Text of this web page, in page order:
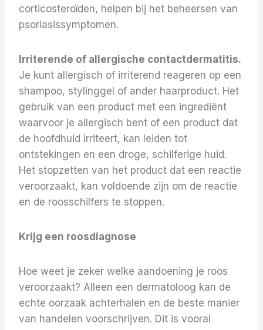
corticosteroïden, helpen bij het beheersen van
psoriasissymptomen.
Irriterende of allergische contactdermatitis.
Je kunt allergisch of irriterend reageren op een
shampoo, stylinggel of ander haarproduct. Het
gebruik van een product met een ingrediënt
waarvoor je allergisch bent of een product dat
de hoofdhuid irriteert, kan leiden tot
ontstekingen en een droge, schilferige huid.
Het stopzetten van het product dat een reactie
veroorzaakt, kan voldoende zijn om de reactie
en de roosschilfers te stoppen.
Krijg een roosdiagnose
Hoe weet je zeker welke aandoening je roos
veroorzaakt? Alleen een dermatoloog kan de
echte oorzaak achterhalen en de beste manier
van handelen voorschrijven. Dit is vooral